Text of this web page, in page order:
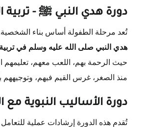
دورة هدي النبي ﷺ - تربية
تُعد مرحلة الطفولة أساس بناء
هدي النبي صلى الله عليه وسلم في
حيث الرحمة بهم، اللعب معهم، تعليمهم
منذ الصغر، غرس القيم فيهم، وتوجيههم
دورة الأساليب النبوية
تُقدم هذه الدورة إرشادات عملية